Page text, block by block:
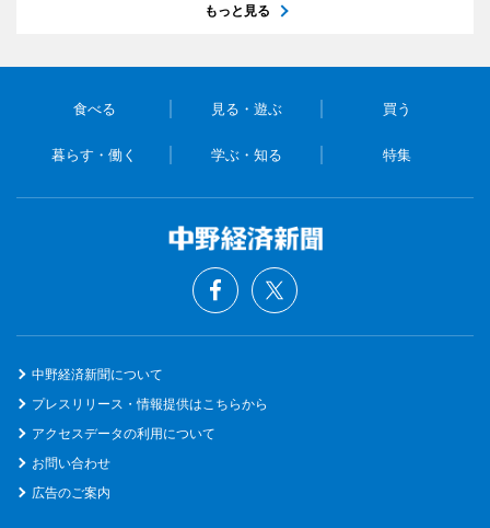
もっと見る
食べる 見る・遊ぶ 買う
暮らす・働く 学ぶ・知る 特集
中野経済新聞について
プレスリリース・情報提供はこちらから
アクセスデータの利用について
お問い合わせ
広告のご案内